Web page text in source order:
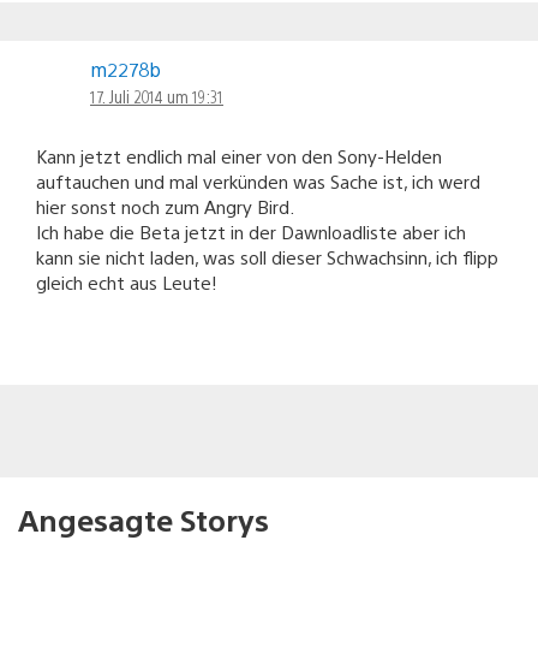
m2278b
17. Juli 2014 um 19:31
Kann jetzt endlich mal einer von den Sony-Helden
auftauchen und mal verkünden was Sache ist, ich werd
hier sonst noch zum Angry Bird.
Ich habe die Beta jetzt in der Dawnloadliste aber ich
kann sie nicht laden, was soll dieser Schwachsinn, ich flipp
gleich echt aus Leute!
Angesagte Storys